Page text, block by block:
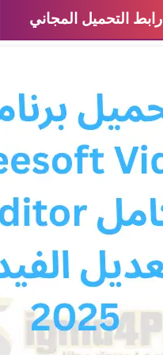
رابط التحميل المجاني